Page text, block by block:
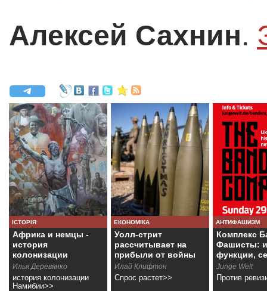
Алексей Сахнин.
ІСТОРІЯ
Африка и немцы -
история
колонизации
Намибии
Илья Деревянко
история колонизации
Намибии>>
ЕКОНОМІКА
Уолл-стрит
рассчитывает на
прибыли от войны
Илай Клифтон
Спрос растет>>
АНТИФАШИЗМ
Комплекс
Фашисты:
функции,
Junge Welt
Против